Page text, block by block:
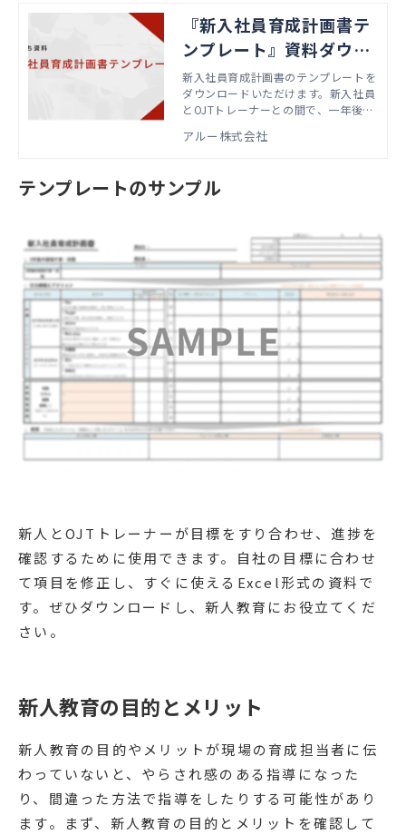
『新入社員育成計画書テ
ンプレート』資料ダウン
ロード
新入社員育成計画書のテンプレートを
ダウンロードいただけます。新入社員
とOJTトレーナーとの間で、一年後の
る際にお使いいただけます。
アルー株式会社
テンプレートのサンプル
新人とOJTトレーナーが目標をすり合わせ、進捗を
確認するために使用できます。自社の目標に合わせ
て項目を修正し、すぐに使えるExcel形式の資料で
す。ぜひダウンロードし、新人教育にお役立てくだ
さい。
新人教育の目的とメリット
新人教育の目的やメリットが現場の育成担当者に伝
わっていないと、やらされ感のある指導になった
り、間違った方法で指導をしたりする可能性があり
ます。まず、新人教育の目的とメリットを確認して